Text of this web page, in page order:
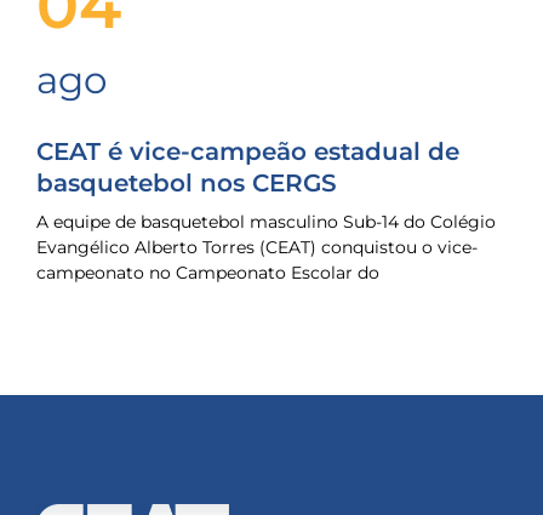
ago
CEAT é vice-campeão estadual de
basquetebol nos CERGS
A equipe de basquetebol masculino Sub-14 do Colégio
Evangélico Alberto Torres (CEAT) conquistou o vice-
campeonato no Campeonato Escolar do